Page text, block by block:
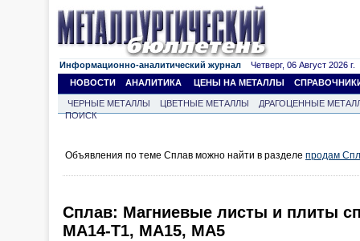
Информационно-аналитический журнал Четверг, 06 Август 2026 г.
НОВОСТИ
АНАЛИТИКА ЦЕНЫ НА МЕТАЛЛЫ
ЧЕРНЫЕ МЕТАЛЛЫ ЦВЕТНЫЕ МЕТАЛЛЫ
ДРАГОЦЕННЫЕ
ПОИСК
Объявления по теме Сплав можно найти в разделе продам
Сплав: Магниевые листы и плиты
МА14-Т1, МА15, МА5